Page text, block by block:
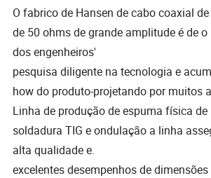
O fabrico de Hansen de cabo coaxial
de 50 ohms de grande amplitude é de
dos engenheiros'
pesquisa diligente na tecnologia e
how do produto-projetando por muitos
Linha de produção de espuma física
soldadura TIG e ondulação a linha
alta qualidade e.
excelentes desempenhos de